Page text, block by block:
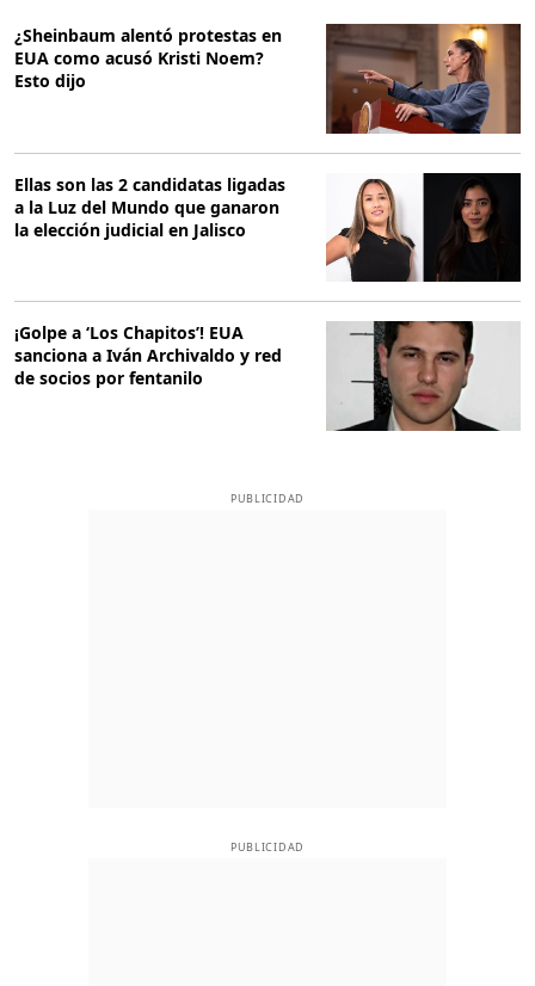
¿Sheinbaum alentó protestas en
EUA como acusó Kristi Noem?
Esto dijo
Ellas son las 2 candidatas ligadas
a la Luz del Mundo que ganaron
la elección judicial en Jalisco
¡Golpe a ‘Los Chapitos’! EUA
sanciona a Iván Archivaldo y red
de socios por fentanilo
PUBLICIDAD
PUBLICIDAD